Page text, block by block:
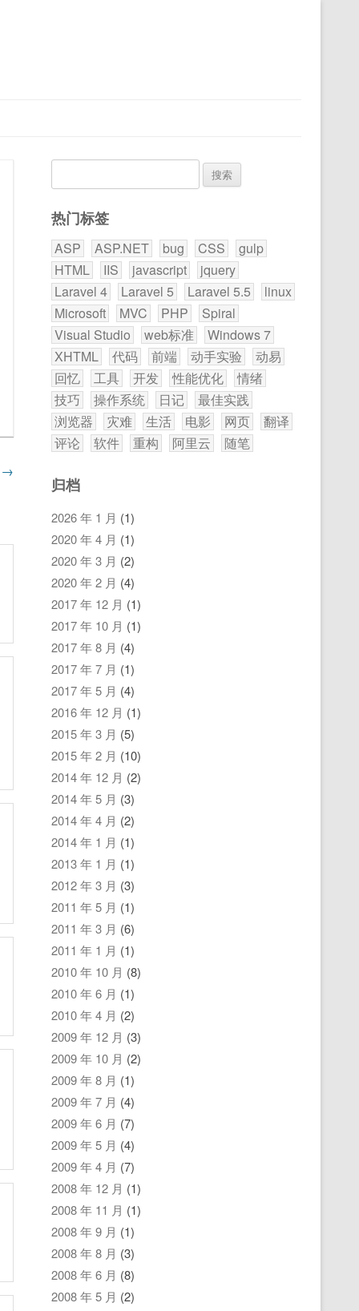
→
索：
热门标签
ASP ASP.NET bug CSS
gulp
HTML
IIS javascript
jquery
Laravel 4
Laravel 5 Laravel 5.5
linux
Microsoft
MVC PHP
Spiral
Visual Studio
web标准
Windows 7
XHTML
代码 前端 动手实验
动易
回忆
工具 开发 性能优化
情绪
技巧
操作系统 日记
最佳实践
浏览器
灾难 生活 电影 网页
翻译
评论
软件 重构 阿里云 随笔
归档
2026 年 1 月 (1)
2020 年 4 月 (1)
2020 年 3 月 (2)
2020 年 2 月 (4)
2017 年 12 月 (1)
2017 年 10 月 (1)
2017 年 8 月 (4)
2017 年 7 月 (1)
2017 年 5 月 (4)
2016 年 12 月 (1)
2015 年 3 月 (5)
2015 年 2 月 (10)
2014 年 12 月 (2)
2014 年 5 月 (3)
2014 年 4 月 (2)
2014 年 1 月 (1)
2013 年 1 月 (1)
2012 年 3 月 (3)
2011 年 5 月 (1)
2011 年 3 月 (6)
2011 年 1 月 (1)
2010 年 10 月 (8)
2010 年 6 月 (1)
2010 年 4 月 (2)
2009 年 12 月 (3)
2009 年 10 月 (2)
2009 年 8 月 (1)
2009 年 7 月 (4)
2009 年 6 月 (7)
2009 年 5 月 (4)
2009 年 4 月 (7)
2008 年 12 月 (1)
2008 年 11 月 (1)
2008 年 9 月 (1)
2008 年 8 月 (3)
2008 年 6 月 (8)
2008 年 5 月 (2)